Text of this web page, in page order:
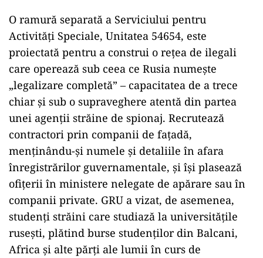
O ramură separată a Serviciului pentru
Activități Speciale, Unitatea 54654, este
proiectată pentru a construi o rețea de ilegali
care operează sub ceea ce Rusia numește
„legalizare completă” – capacitatea de a trece
chiar și sub o supraveghere atentă din partea
unei agenții străine de spionaj. Recrutează
contractori prin companii de fațadă,
menținându-și numele și detaliile în afara
înregistrărilor guvernamentale, și își plasează
ofițerii în ministere nelegate de apărare sau în
companii private. GRU a vizat, de asemenea,
studenți străini care studiază la universitățile
rusești, plătind burse studenților din Balcani,
Africa și alte părți ale lumii în curs de